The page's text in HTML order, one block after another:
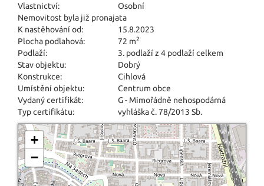
Vlastnictví:
Osobní
Nemovitost byla již pronajata
K nastěhování od:
15.8.2023
Plocha podlahová:
72 m2
Podlaží:
3. podlaží z 4 podlaží celkem
Stav objektu:
Dobrý
Konstrukce:
Cihlová
Umístění objektu:
Centrum obce
Vydaný certifikát:
G - Mimořádně nehospodárná
Typ certifikátu:
vyhláška č. 78/2013 Sb.
+
−